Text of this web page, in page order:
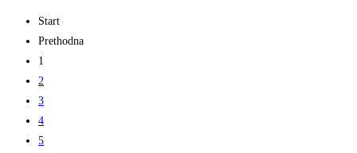
Start
Prethodna
1
2
3
4
5